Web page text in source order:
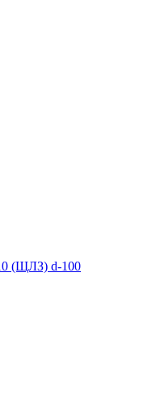
(ЩЛЗ) d-100